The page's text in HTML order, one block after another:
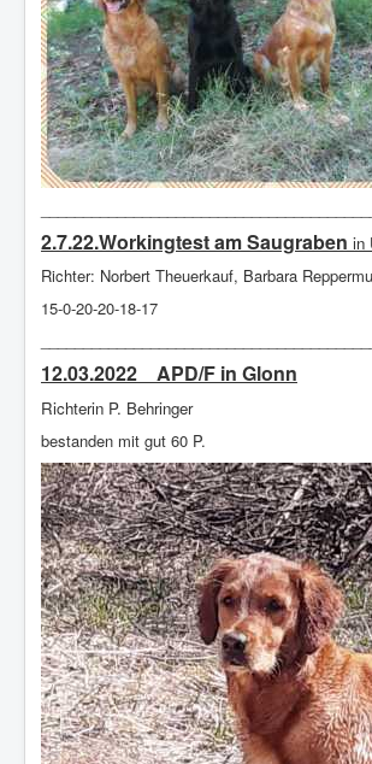
2.7.22.Workingtest am Saugraben in
Richter: Norbert Theuerkauf, Barbara
15-0-20-20-18-17
12.03.2022 APD/F in Glonn
Richterin P. Behringer
bestanden mit gut 60 P.